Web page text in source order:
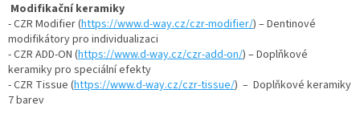
Modifikační keramiky
- CZR Modifier (https://www.d-way.cz/czr-modifier/) – Dentinové
modifikátory pro individualizaci
- CZR ADD-ON (https://www.d-way.cz/czr-add-on/) – Doplňkové
keramiky pro speciální efekty
- CZR Tissue (https://www.d-way.cz/czr-tissue/) – Doplňkové keramiky
7 barev